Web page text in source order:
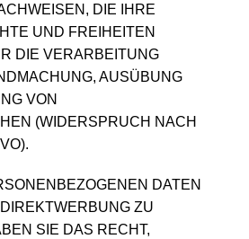
DIE IHRE
UND FREIHEITEN
DIE VERARBEITUNG
AUSÜBUNG
VON
(WIDERSPRUCH NACH
DATEN
ZU
SIE DAS RECHT,